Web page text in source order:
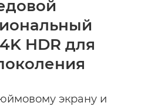
HDR для
экрану и